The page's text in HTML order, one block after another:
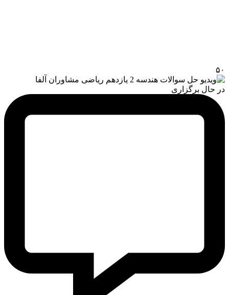
۵۰
در حال برگزاری